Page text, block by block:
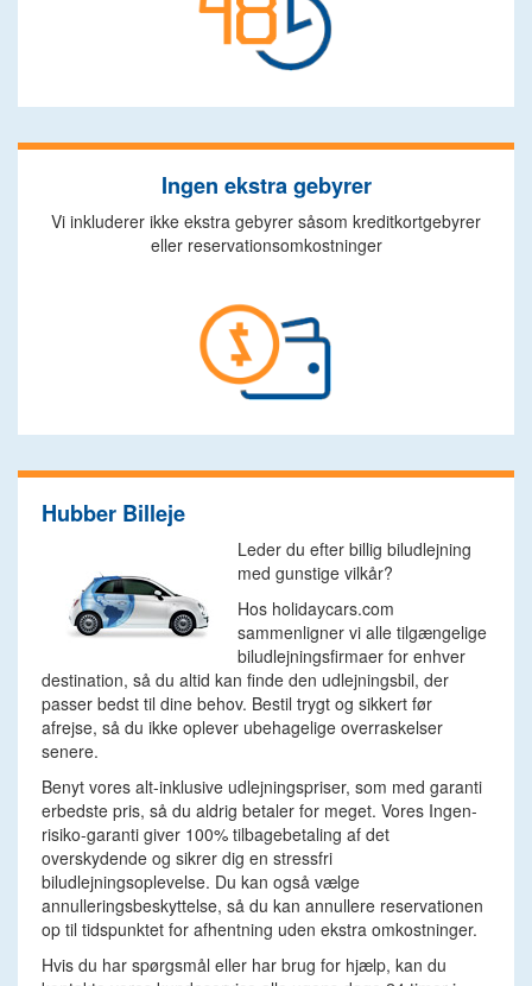
Ingen ekstra gebyrer
Vi inkluderer ikke ekstra gebyrer såsom kreditkortgebyrer
eller reservationsomkostninger
Hubber Billeje
Leder du efter billig biludlejning
med gunstige vilkår?
Hos holidaycars.com
sammenligner vi alle tilgængelige
biludlejningsfirmaer for enhver
destination, så du altid kan finde den udlejningsbil, der
passer bedst til dine behov. Bestil trygt og sikkert før
afrejse, så du ikke oplever ubehagelige overraskelser
senere.
Benyt vores alt-inklusive udlejningspriser, som med garanti
erbedste pris, så du aldrig betaler for meget. Vores Ingen-
risiko-garanti giver 100% tilbagebetaling af det
overskydende og sikrer dig en stressfri
biludlejningsoplevelse. Du kan også vælge
annulleringsbeskyttelse, så du kan annullere reservationen
op til tidspunktet for afhentning uden ekstra omkostninger.
Hvis du har spørgsmål eller har brug for hjælp, kan du